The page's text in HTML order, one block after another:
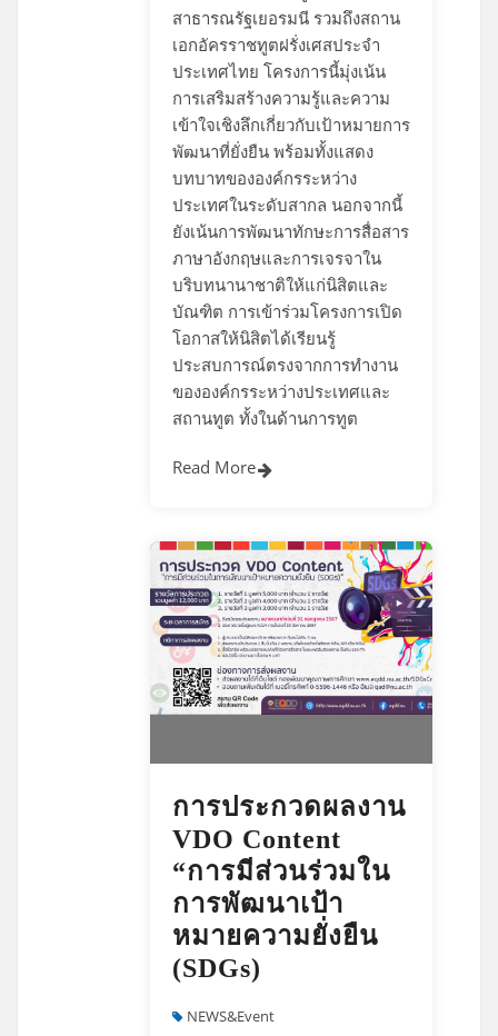
สาธารณรัฐเยอรมนี รวมถึงสถาน
เอกอัครราชทูตฝรั่งเศสประจำ
ประเทศไทย โครงการนี้มุ่งเน้น
การเสริมสร้างความรู้และความ
เข้าใจเชิงลึกเกี่ยวกับเป้าหมายการ
พัฒนาที่ยั่งยืน พร้อมทั้งแสดง
บทบาทขององค์กรระหว่าง
ประเทศในระดับสากล นอกจากนี้
ยังเน้นการพัฒนาทักษะการสื่อสาร
ภาษาอังกฤษและการเจรจาใน
บริบทนานาชาติให้แก่นิสิตและ
บัณฑิต การเข้าร่วมโครงการเปิด
โอกาสให้นิสิตได้เรียนรู้
ประสบการณ์ตรงจากการทำงาน
ขององค์กรระหว่างประเทศและ
สถานทูต ทั้งในด้านการทูต
Read More
การประกวดผลงาน
VDO Content
“การมีส่วนร่วมใน
การพัฒนาเป้า
หมายความยั่งยืน
(SDGs)
NEWS&Event